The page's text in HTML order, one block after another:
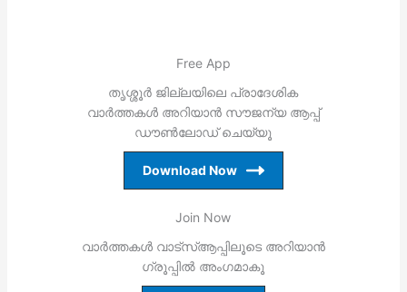
Free App
തൃശ്ശൂര്‍ ജില്ലയിലെ പ്രാദേശിക
വാര്‍ത്തകള്‍ അറിയാന്‍ സൗജന്യ ആപ്പ്
ഡൗണ്‍ലോഡ് ചെയ്യൂ
Download Now
Join Now
വാര്‍ത്തകള്‍ വാട്‌സ്ആപ്പിലൂടെ അറിയാന്‍
ഗ്രൂപ്പില്‍ അംഗമാകൂ